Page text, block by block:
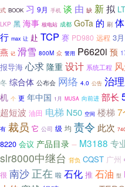
式 BOOK 习 9月 手机 谈 由 缺 新拟
LKP 黑 海事 核电站 成都 GoTa 的 刷 体
行 max 让 赴 TCP 赛 PD980 远程 3月
燕 记 滑雪 800M 众 警用 P6620i 预
报导海 心求 隆重 设计 系统工程
冬 综合体 公布会 网络 4.0 公告 治
机 个 更 年中国 1月 MUSA 向前进 部长
超短波 油田 电梯 N50 空间 楼梯 7
有 裁员 它 公司 级 均 责令 此次
8220 会议 产品目录 一 M3188 专
slr8000中继台 背负 CQST 广州
很 南沙 正在 啦 石化 推 石油 型